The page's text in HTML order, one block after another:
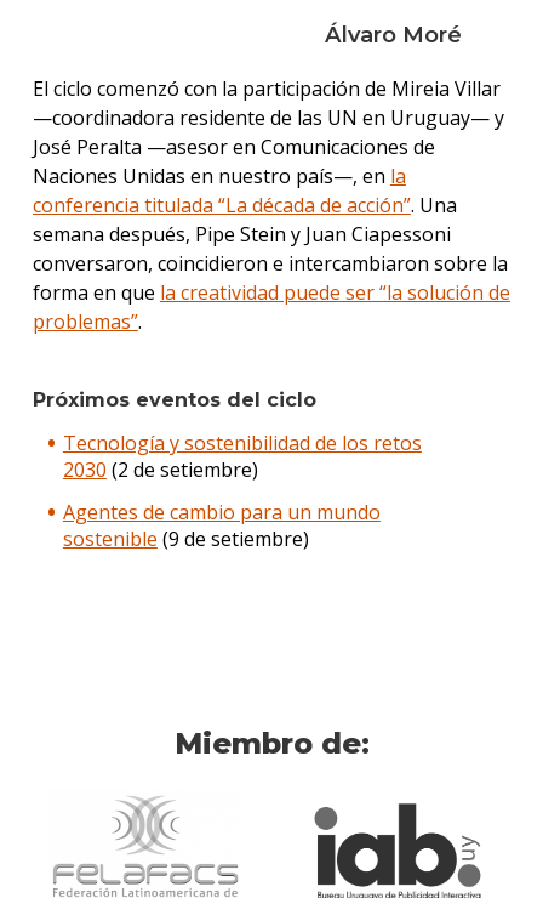
Álvaro Moré
El ciclo comenzó con la participación de Mireia Villar
—coordinadora residente de las UN en Uruguay— y
José Peralta —asesor en Comunicaciones de
Naciones Unidas en nuestro país—, en la
conferencia titulada “La década de acción”. Una
semana después, Pipe Stein y Juan Ciapessoni
conversaron, coincidieron e intercambiaron sobre la
forma en que la creatividad puede ser “la solución de
problemas”.
Próximos eventos del ciclo
Tecnología y sostenibilidad de los retos
2030 (2 de setiembre)
Agentes de cambio para un mundo
sostenible (9 de setiembre)
Miembro de: